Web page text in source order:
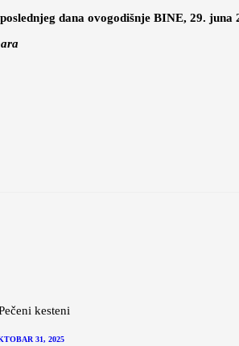
dana ovogodišnje BINE, 29. juna
31, 2025